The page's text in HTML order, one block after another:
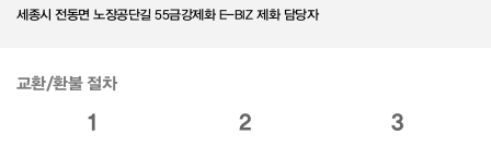
세종시 전동면 노장공단길 55금강제화 E-BIZ 제화 담당자
교환/환불 절차
1 2 3